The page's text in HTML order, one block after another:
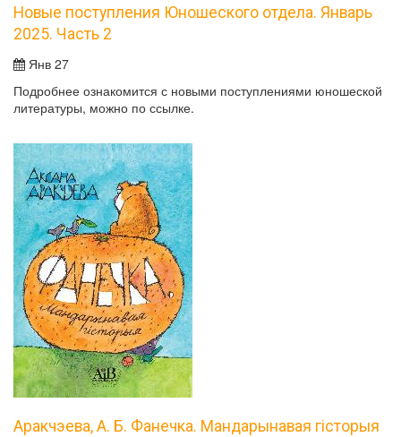
Новые поступления Юношеского отдела. Январь
2025. Часть 2
Янв 27
Подробнее ознакомится с новыми поступлениями юношеской
литературы, можно по ссылке.
Аракчэева, А. Б. Фанечка. Мандарынавая гісторыя